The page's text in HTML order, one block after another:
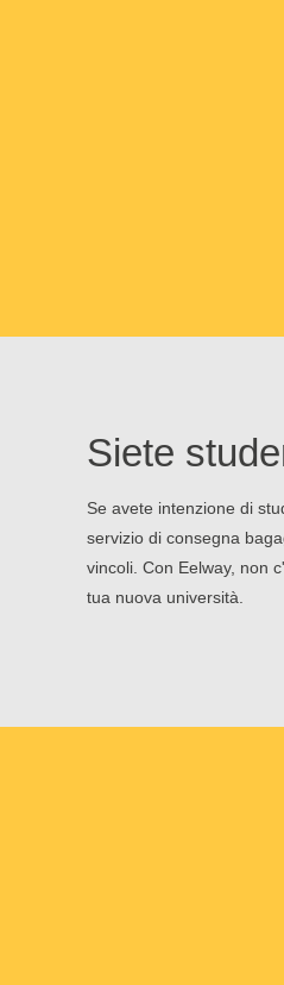
Siete
Se avete intenzione di
servizio di consegna
vincoli. Con Eelway, non
tua nuova università.